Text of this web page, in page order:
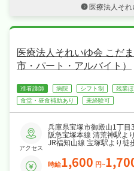
・研修制度
込める職場
医療法人そ
医療法人それいゆ会 こだ
市・パート・アルバイト）
准看護師 病院 シフト制 残業ほ
食堂・昼食補助あり
未経験可
アクセス
兵庫県宝塚市御殿山1丁目
阪急宝塚本線 清荒神駅よ
JR福知山線 宝塚駅より徒
時給1,600 円~